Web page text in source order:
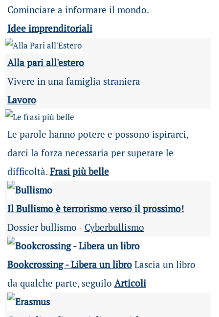
Cominciare a informare il mondo.
Idee imprenditoriali
Alla pari all'estero
Vivere in una famiglia straniera
Lavoro
Le parole hanno potere e possono ispirarci,
darci la forza necessaria per superare le
difficoltà. Frasi più belle
Il Bullismo è terrorismo verso il prossimo!
Dossier bullismo - Cyberbullismo
Bookcrossing - Libera un libroLascia un libro
da qualche parte, seguilo Articoli